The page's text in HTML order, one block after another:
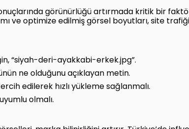
görünürlüğü artırmada kritik bir
ve optimize edilmiş görsel boyutları, site
“siyah-deri-ayakkabi-erkek.jpg”.
ne olduğunu açıklayan metin.
edilerek hızlı yükleme sağlanmalı.
olmalı.